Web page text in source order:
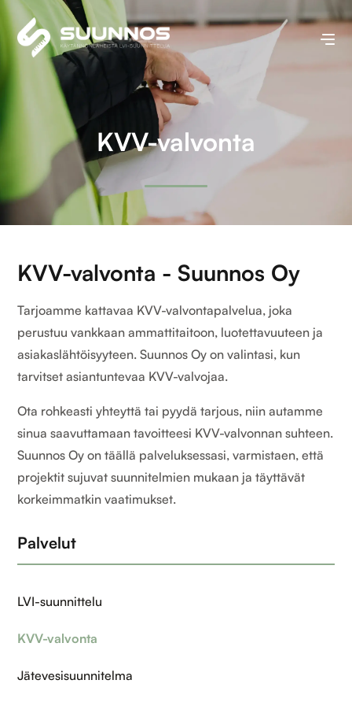
KVV-valvonta
KVV-valvonta - Suunnos Oy
Tarjoamme kattavaa KVV-valvontapalvelua, joka
perustuu vankkaan ammattitaitoon, luotettavuuteen ja
asiakaslähtöisyyteen. Suunnos Oy on valintasi, kun
tarvitset asiantuntevaa KVV-valvojaa.
Ota rohkeasti yhteyttä tai pyydä tarjous, niin autamme
sinua saavuttamaan tavoitteesi KVV-valvonnan suhteen.
Suunnos Oy on täällä palveluksessasi, varmistaen, että
projektit sujuvat suunnitelmien mukaan ja täyttävät
korkeimmatkin vaatimukset.
Palvelut
LVI-suunnittelu
KVV-valvonta
Jätevesisuunnitelma